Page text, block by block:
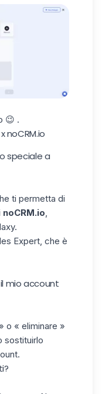
😉 .
noCRM.io
speciale a
ti permetta di
noCRM.io
Expert, che è
mio account
o « eliminare »
sostituirlo